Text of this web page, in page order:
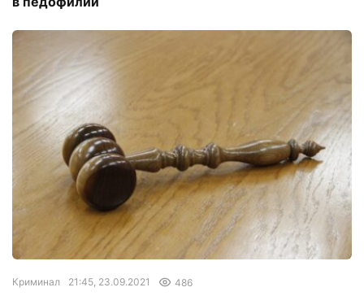
Криминал 21:45, 23.09.2021 486